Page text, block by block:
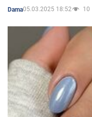
Dama05.03.2025 18:52 10